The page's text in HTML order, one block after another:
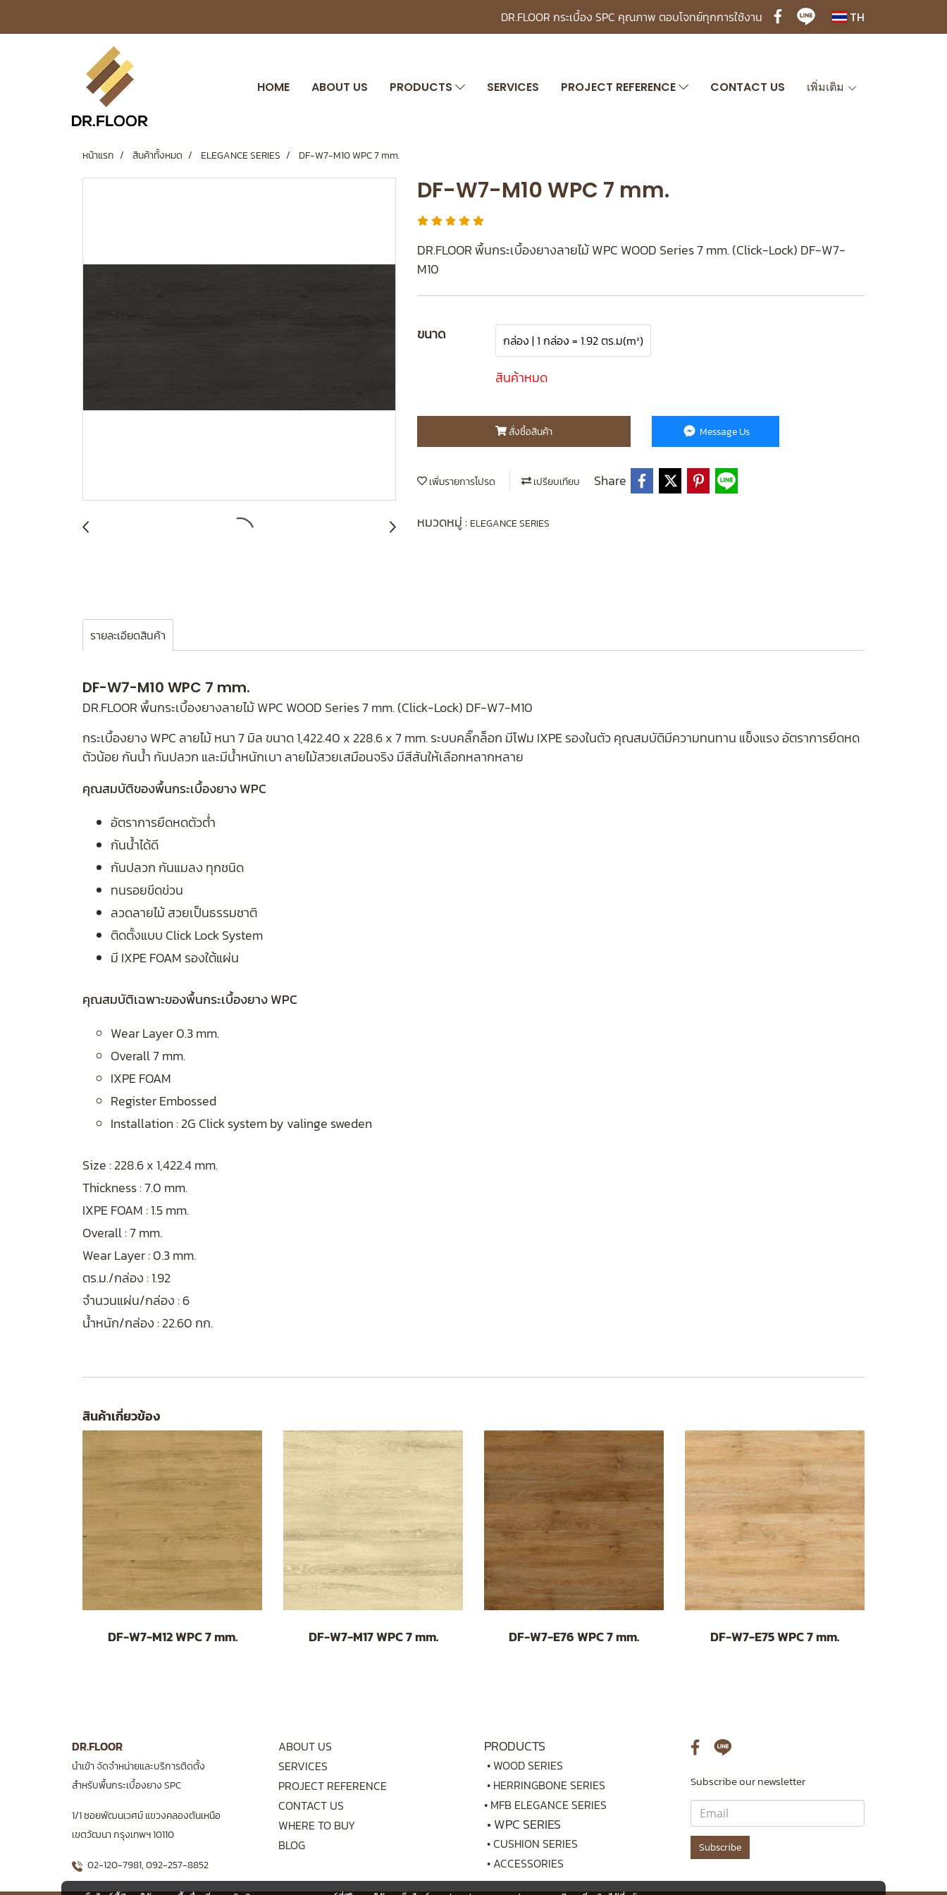
DR.FLOOR กระเบื้อง SPC คุณภาพ ตอบโจทย์ทุกการใช้งาน TH
HOME ABOUT US PRODUCTS SERVICES PROJECT REFERENCE CONTACT US เพิ่มเติม
หน้าแรก สินค้าทั้งหมด ELEGANCE SERIES DF-W7-M10 WPC 7 mm.
DF-W7-M10 WPC 7 mm.
DR.FLOOR พื้นกระเบื้องยางลายไม้ WPC WOOD Series 7 mm. (Click-Lock) DF-W7-
M10
ขนาด กล่อง | 1 กล่อง = 1.92 ตร.ม(m²)
สินค้าหมด
สั่งซื้อสินค้า Message Us
เพิ่มรายการโปรด เปรียบเทียบ Share
หมวดหมู่ : ELEGANCE SERIES
รายละเอียดสินค้า
DF-W7-M10 WPC 7 mm.
DR.FLOOR พื้นกระเบื้องยางลายไม้ WPC WOOD Series 7 mm. (Click-Lock) DF-W7-M10
กระเบื้องยาง WPC ลายไม้ หนา 7 มิล ขนาด 1,422.40 x 228.6 x 7 mm. ระบบคลิ๊กล็อก มีโฟม IXPE รองในตัว คุณสมบัติมีความทนทาน แข็งแรง อัตราการยืดหด
ตัวน้อย กันน้ำ กันปลวก และมีน้ำหนักเบา ลายไม้สวยเสมือนจริง มีสีสันให้เลือกหลากหลาย
คุณสมบัติของพื้นกระเบื้องยาง WPC
อัตราการยืดหดตัวต่ำ
กันน้ำได้ดี
กันปลวก กันแมลง ทุกชนิด
ทนรอยขีดข่วน
ลวดลายไม้ สวยเป็นธรรมชาติ
ติดตั้งแบบ Click Lock System
มี IXPE FOAM รองใต้แผ่น
คุณสมบัติเฉพาะของพื้นกระเบื้องยาง WPC
Wear Layer 0.3 mm.
Overall 7 mm.
IXPE FOAM
Register Embossed
Installation : 2G Click system by valinge sweden
Size : 228.6 x 1,422.4 mm.
Thickness : 7.0 mm.
IXPE FOAM : 1.5 mm.
Overall : 7 mm.
Wear Layer : 0.3 mm.
ตร.ม./กล่อง : 1.92
จำนวนแผ่น/กล่อง : 6
น้ำหนัก/กล่อง : 22.60 กก.
สินค้าเกี่ยวข้อง
DF-W7-M12 WPC 7 mm. DF-W7-M17 WPC 7 mm. DF-W7-E76 WPC 7 mm. DF-W7-E75 WPC 7 mm.
DR.FLOOR
นำเข้า จัดจำหน่ายและบริการติดตั้ง
สำหรับพื้นกระเบื้องยาง SPC
1/1 ซอยพัฒนเวศม์ แขวงคลองตันเหนือ
เขตวัฒนา กรุงเทพฯ 10110
02-120-7981,092-257-8852
ABOUT US
SERVICES
PROJECT REFERENCE
CONTACT US
WHERE TO BUY
BLOG
PRODUCTS
• WOOD SERIES
• HERRINGBONE SERIES
• MFB ELEGANCE SERIES
• WPC SERIES
•CUSHION SERIES
• ACCESSORIES
Subscribe our newsletter
Subscribe